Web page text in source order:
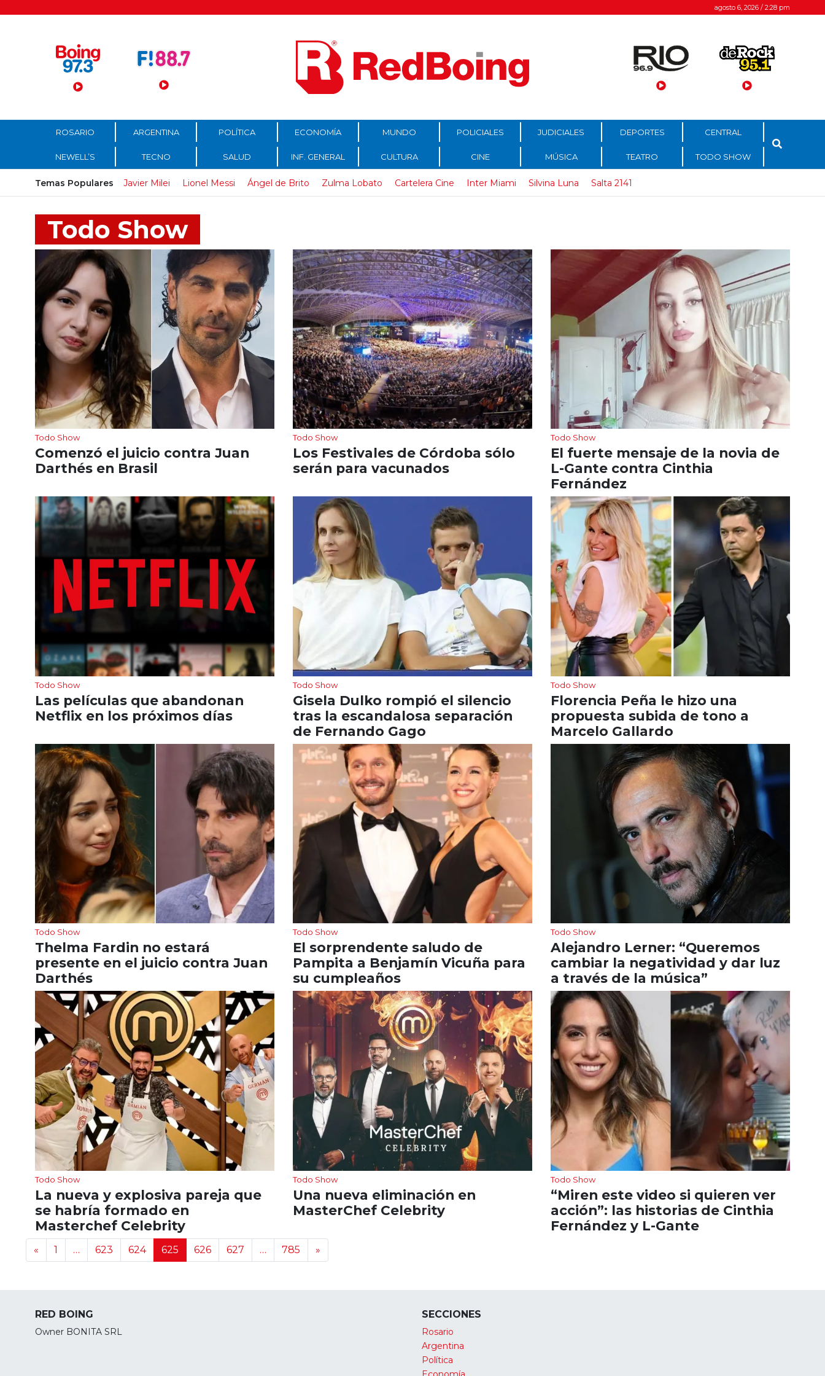
Menú Principal agosto 6, 2026 / 2:28 pm
ROSARIO ARGENTINA POLÍTICA ECONOMÍA MUNDO POLICIALES JUDICIALES DEPORTES CENTRAL
NEWELL’S TECNO SALUD INF. GENERAL CULTURA CINE MÚSICA TEATRO TODO SHOW
Temas Populares Javier Milei Lionel Messi Ángel de Brito Zulma Lobato Cartelera Cine Inter Miami Silvina Luna Salta 2141
Todo Show
Todo Show
Comenzó el juicio contra Juan
Darthés en Brasil
Todo Show
Los Festivales de Córdoba sólo
serán para vacunados
Todo Show
El fuerte mensaje de la novia de
L-Gante contra Cinthia
Fernández
Todo Show
Las películas que abandonan
Netflix en los próximos días
Todo Show
Gisela Dulko rompió el silencio
tras la escandalosa separación
de Fernando Gago
Todo Show
Florencia Peña le hizo una
propuesta subida de tono a
Marcelo Gallardo
Todo Show
Thelma Fardin no estará
presente en el juicio contra Juan
Darthés
Todo Show
El sorprendente saludo de
Pampita a Benjamín Vicuña para
su cumpleaños
Todo Show
Alejandro Lerner: “Queremos
cambiar la negatividad y dar luz
a través de la música”
Todo Show
La nueva y explosiva pareja que
se habría formado en
Masterchef Celebrity
Todo Show
Una nueva eliminación en
MasterChef Celebrity
Todo Show
“Miren este video si quieren ver
acción”: las historias de Cinthia
Fernández y L-Gante
Navegación de noticias
« 1 … 623 624 625 626 627 … 785 »
RED BOING
Owner BONITA SRL
SECCIONES
Rosario
Argentina
Política